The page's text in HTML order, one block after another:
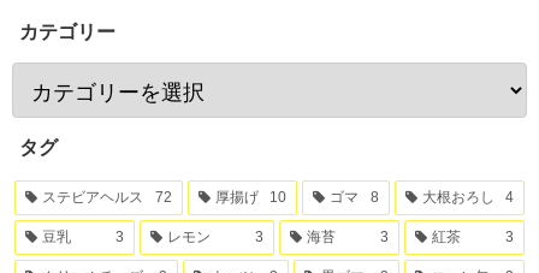
カテゴリー
タグ
ステビアヘルス 72 厚揚げ 10 ゴマ 8 大根おろし 4
豆乳 3 レモン 3 海苔 3 紅茶 3